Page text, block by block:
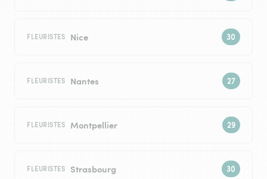
FLEURISTES Nice
FLEURISTES Nantes
FLEURISTES Montpellier
FLEURISTES Strasbourg